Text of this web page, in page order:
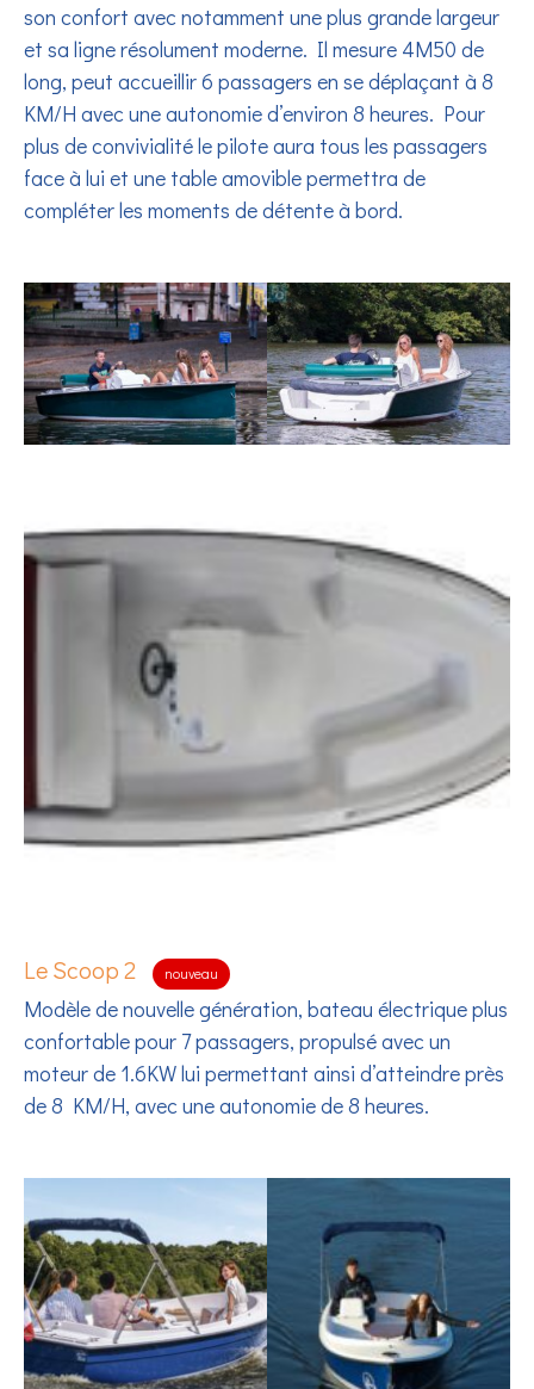
son confort avec notamment une plus grande largeur
et sa ligne résolument moderne. Il mesure 4M50 de
long, peut accueillir 6 passagers en se déplaçant à 8
KM/H avec une autonomie d’environ 8 heures. Pour
plus de convivialité le pilote aura tous les passagers
face à lui et une table amovible permettra de
compléter les moments de détente à bord.
Le Scoop 2 nouveau
Modèle de nouvelle génération, bateau électrique plus
confortable pour 7 passagers, propulsé avec un
moteur de 1.6KW lui permettant ainsi d’atteindre près
de 8 KM/H, avec une autonomie de 8 heures.